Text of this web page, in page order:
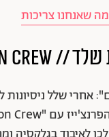
שאנחנו צריכות
אחרי שלל